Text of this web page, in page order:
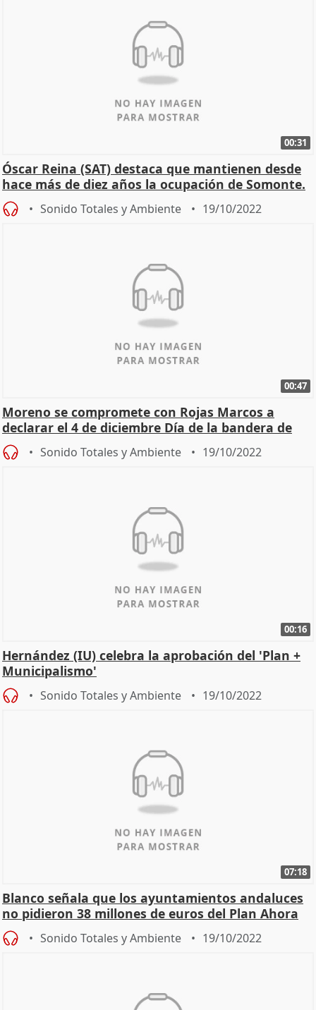
00:31
Óscar Reina (SAT) destaca que mantienen desde
hace más de diez años la ocupación de Somonte.
Sonido Totales y Ambiente 19/10/2022
00:47
Moreno se compromete con Rojas Marcos a
declarar el 4 de diciembre Día de la bandera de
Andalucía
Sonido Totales y Ambiente 19/10/2022
00:16
Hernández (IU) celebra la aprobación del 'Plan +
Municipalismo'
Sonido Totales y Ambiente 19/10/2022
07:18
Blanco señala que los ayuntamientos andaluces
no pidieron 38 millones de euros del Plan Ahora
Joven
Sonido Totales y Ambiente 19/10/2022